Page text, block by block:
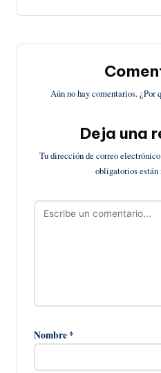
Aún no hay comentarios. ¿Por
Deja una
Tu dirección de correo
obligatorios están
Nombre*